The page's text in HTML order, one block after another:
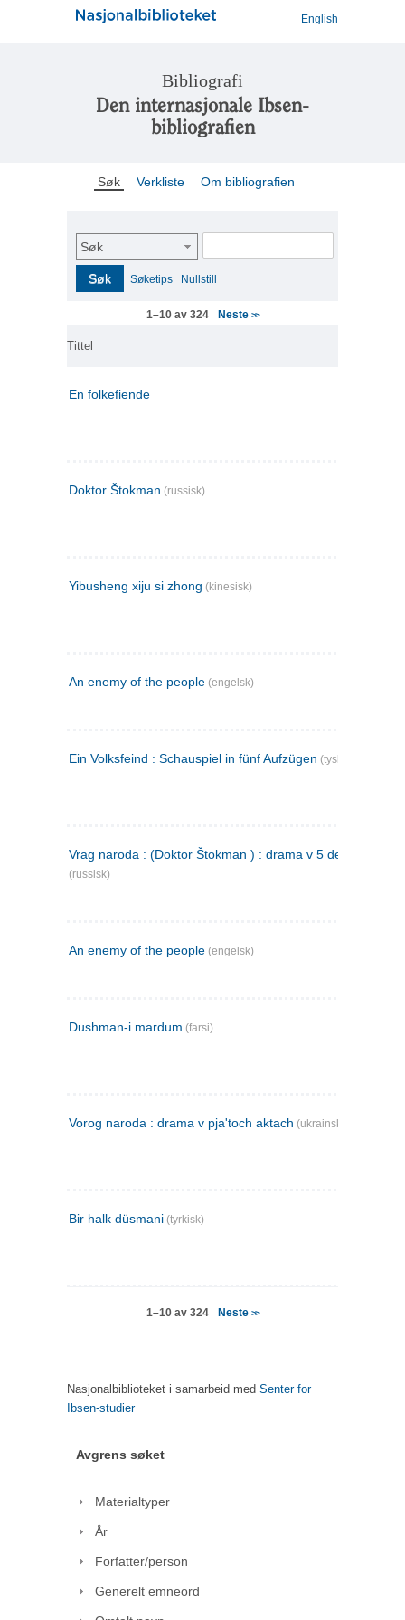
English
Bibliografi
Den internasjonale Ibsen-
bibliografien
Søk Verkliste Om bibliografien
Søk
Søk Søketips Nullstill
1–10 av 324 Neste >>
Tittel
En folkefiende
Doktor Štokman (russisk)
Yibusheng xiju si zhong (kinesisk)
An enemy of the people (engelsk)
Ein Volksfeind : Schauspiel in fünf Aufzügen (tysk)
Vrag naroda : (Doktor Štokman ) : drama v 5 dejstvijach
(russisk)
An enemy of the people (engelsk)
Dushman-i mardum (farsi)
Vorog naroda : drama v pja'toch aktach (ukrainsk)
Bir halk düsmani (tyrkisk)
1–10 av 324 Neste >>
Nasjonalbiblioteket i samarbeid med Senter for
Ibsen-studier
Avgrens søket
Materialtyper
År
Forfatter/person
Generelt emneord